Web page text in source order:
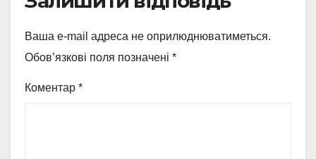
Ваша e-mail адреса не оприлюднюватиметься.
Обов’язкові поля позначені *
Коментар *